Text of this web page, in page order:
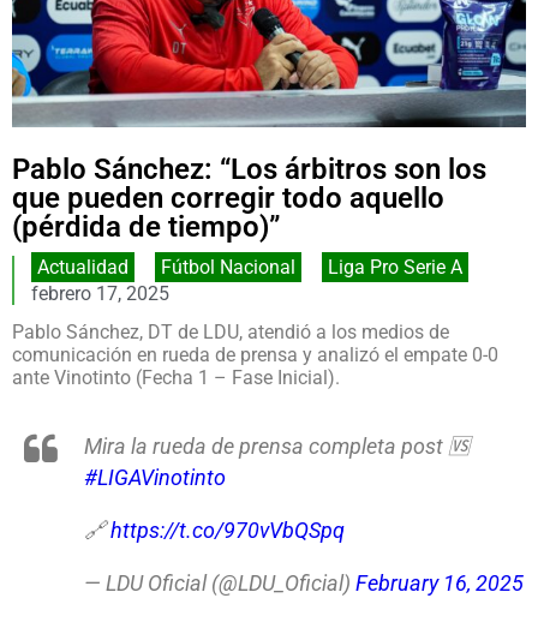
Pablo Sánchez: “Los árbitros son los
que pueden corregir todo aquello
(pérdida de tiempo)”
Actualidad Fútbol Nacional
Liga Pro Serie A
febrero 17, 2025
Pablo Sánchez, DT de LDU, atendió a los medios de
comunicación en rueda de prensa y analizó el empate 0-0
ante Vinotinto (Fecha 1 – Fase Inicial).
Mira la rueda de prensa completa post 🆚
#LIGAVinotinto
🔗https://t.co/970vVbQSpq
— LDU Oficial (@LDU_Oficial) February 16, 2025